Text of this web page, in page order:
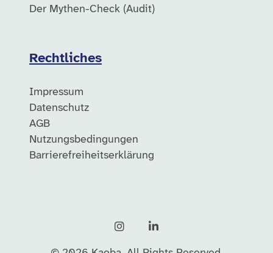
Der Mythen-Check (Audit)
Rechtliches
Impressum
Datenschutz
AGB
Nutzungsbedingungen
Barrierefreiheitserklärung
InstagramLinkedIn